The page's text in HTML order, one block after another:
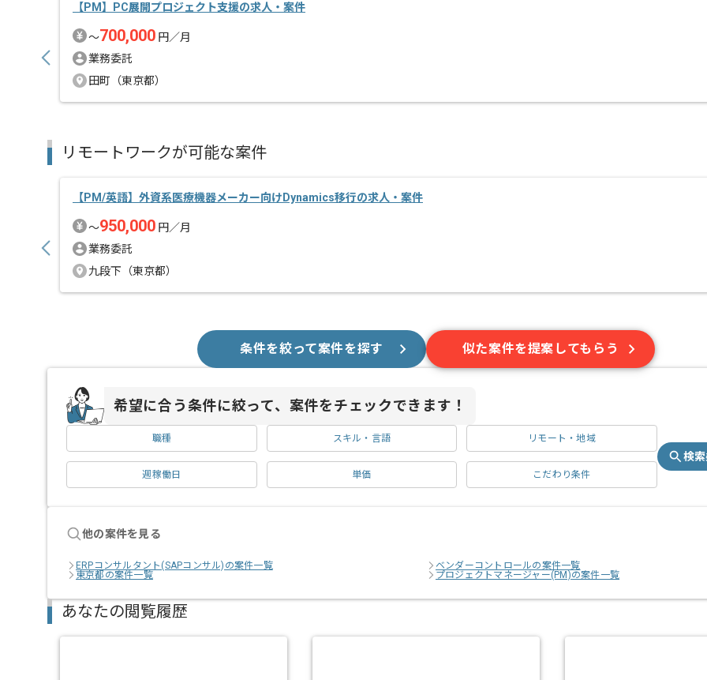
【PM】PC展開プロジェクト支援の求人・案件
〜700,000 円／月
業務委託
田町（東京都）
リモートワークが可能な案件
【PM/英語】外資系医療機器メーカー向けDynamics移行の求人・案件
〜950,000 円／月
業務委託
九段下（東京都）
条件を絞って案件を探す 似た案件を提案してもらう
希望に合う条件に絞って、案件をチェックできます！
職種 スキル・言語 リモート・地域
週稼働日 単価 こだわり条件
検
他の案件を見る
ERPコンサルタント(SAPコンサル)の案件一覧
ベンダーコントロールの案件一覧
東京都の案件一覧
プロジェクトマネージャー(PM)の案件一覧
あなたの閲覧履歴